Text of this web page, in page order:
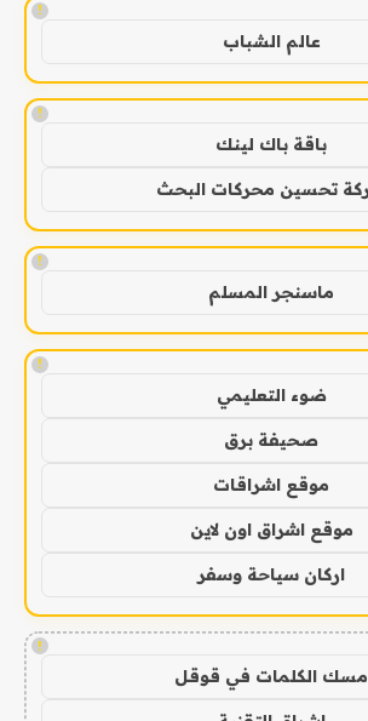
!
عالم الشباب
!
باقة باك لينك
تحسين محركات البحث
!
ماسنجر المسلم
!
ضوء التعليمي
صحيفة برق
موقع اشراقات
موقع اشراق اون لاين
اركان سياحة وسفر
!
مسك الكلمات في قوقل